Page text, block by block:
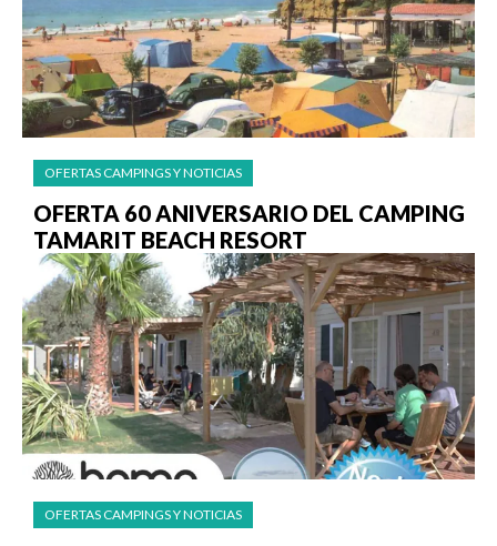
OFERTAS CAMPINGS Y NOTICIAS
OFERTA 60 ANIVERSARIO DEL CAMPING
TAMARIT BEACH RESORT
OFERTAS CAMPINGS Y NOTICIAS